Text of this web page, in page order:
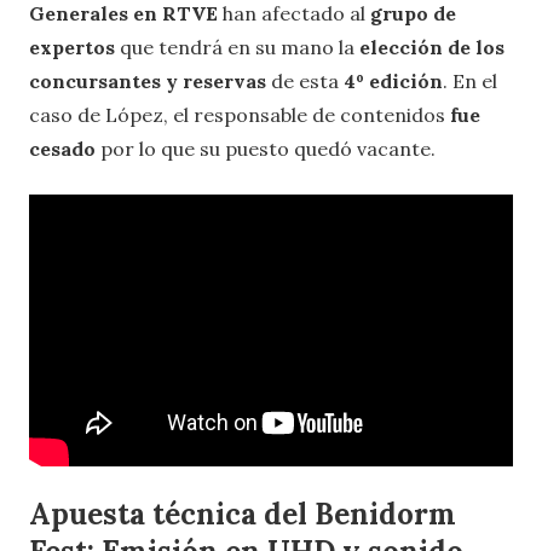
Generales en RTVE han afectado al grupo de
expertos que tendrá en su mano la elección de los
concursantes y reservas de esta 4º edición. En el
caso de López, el responsable de contenidos fue
cesado por lo que su puesto quedó vacante.
Apuesta técnica del Benidorm